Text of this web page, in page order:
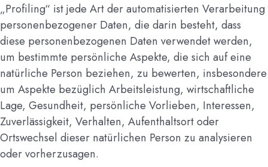
„Profiling“ ist jede Art der automatisierten Verarbeitung
personenbezogener Daten, die darin besteht, dass
diese personenbezogenen Daten verwendet werden,
um bestimmte persönliche Aspekte, die sich auf eine
natürliche Person beziehen, zu bewerten, insbesondere
um Aspekte bezüglich Arbeitsleistung, wirtschaftliche
Lage, Gesundheit, persönliche Vorlieben, Interessen,
Zuverlässigkeit, Verhalten, Aufenthaltsort oder
Ortswechsel dieser natürlichen Person zu analysieren
oder vorherzusagen.